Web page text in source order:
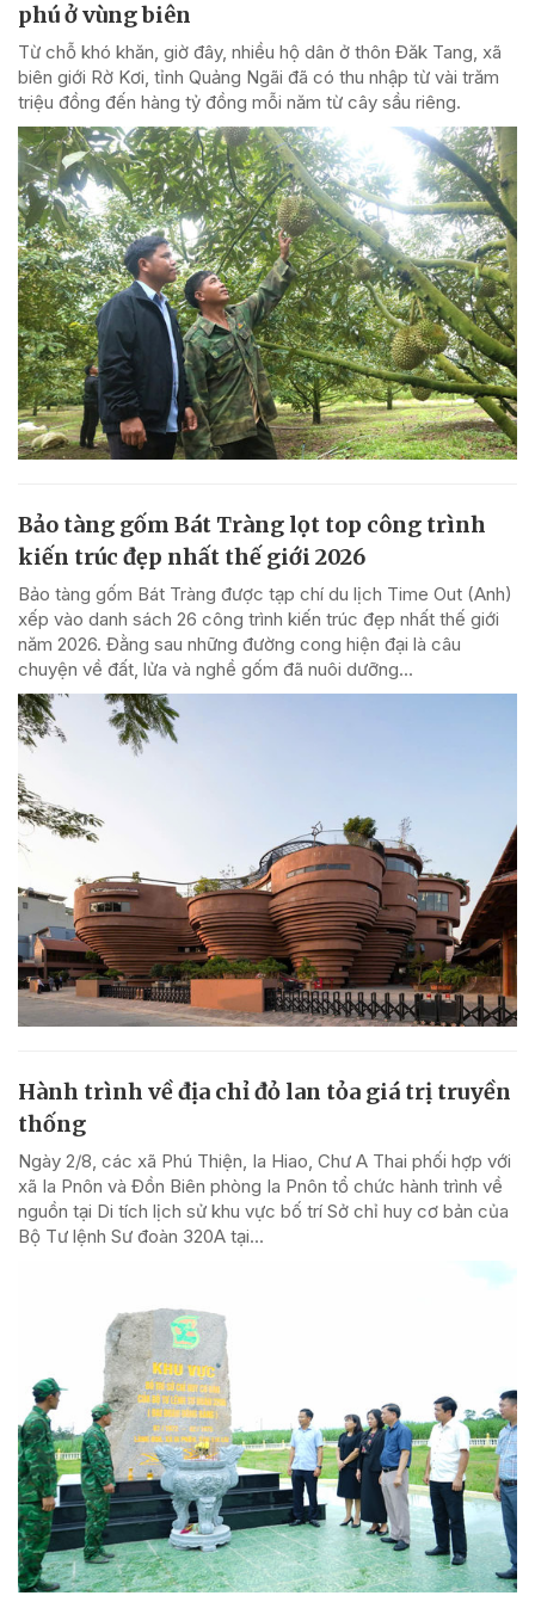
phú ở vùng biên
Từ chỗ khó khăn, giờ đây, nhiều hộ dân ở thôn Đăk Tang, xã
biên giới Rờ Kơi, tỉnh Quảng Ngãi đã có thu nhập từ vài trăm
triệu đồng đến hàng tỷ đồng mỗi năm từ cây sầu riêng.
Bảo tàng gốm Bát Tràng lọt top công trình
kiến trúc đẹp nhất thế giới 2026
Bảo tàng gốm Bát Tràng được tạp chí du lịch Time Out (Anh)
xếp vào danh sách 26 công trình kiến trúc đẹp nhất thế giới
năm 2026. Đằng sau những đường cong hiện đại là câu
chuyện về đất, lửa và nghề gốm đã nuôi dưỡng...
Hành trình về địa chỉ đỏ lan tỏa giá trị truyền
thống
Ngày 2/8, các xã Phú Thiện, Ia Hiao, Chư A Thai phối hợp với
xã Ia Pnôn và Đồn Biên phòng Ia Pnôn tổ chức hành trình về
nguồn tại Di tích lịch sử khu vực bố trí Sở chỉ huy cơ bản của
Bộ Tư lệnh Sư đoàn 320A tại...